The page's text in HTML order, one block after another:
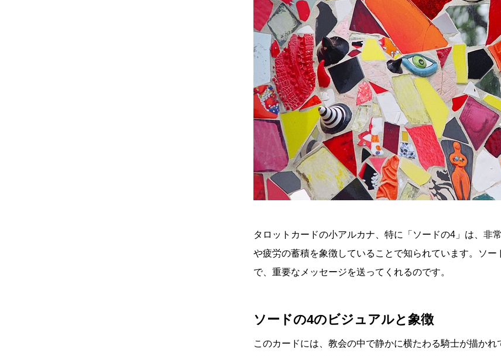
タロットカードの小アルカナ、特に「ソードの4」は、非
や疲労の蓄積を象徴していることで知られています。ソ
で、重要なメッセージを送ってくれるのです。
ソードの4のビジュアルと象徴
このカードには、教会の中で静かに横たわる騎士が描か